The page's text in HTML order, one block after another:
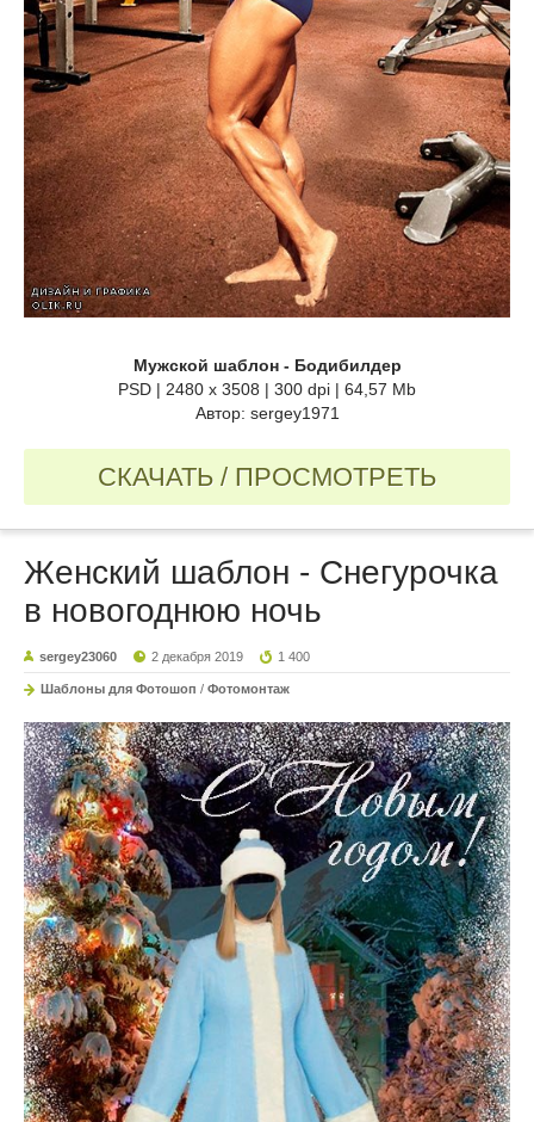
Мужской шаблон - Бодибилдер
PSD | 2480 x 3508 | 300 dpi | 64,57 Mb
Автор: sergey1971
СКАЧАТЬ / ПРОСМОТРЕТЬ
Женский шаблон - Снегурочка
в новогоднюю ночь
sergey23060 2 декабря 2019 1 400
Шаблоны для Фотошоп / Фотомонтаж